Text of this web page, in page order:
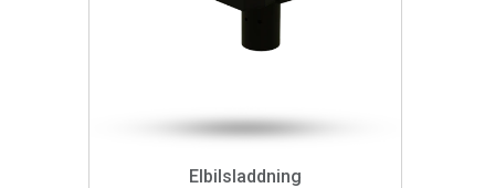
Elbilsladdning